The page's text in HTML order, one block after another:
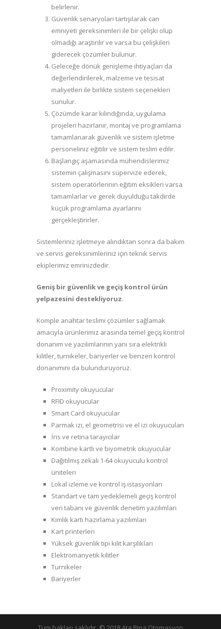
belirlenir.
Güvenlik senaryoları tartışılarak can
emniyeti gereksinimleri ile bir çelişki olup
olmadığı araştırılır ve varsa bu çelişkileri
giderecek çözümler bulunur.
Geleceğe dönük genişleme ihtiyaçları da
değerlendirilerek, malzeme ve tesisat
maliyetleri ile birlikte sistem seçenekleri
sunulur.
Çözümde karar kılındığında, uygulama
projeleri hazırlanır, montaj ve programlama
tamamlanarak güvenlik ve sistem işletme
personeliniz eğitilir ve sistem teslim edilir.
Başlangıç aşamasında mühendislerimiz
sistemin çalışmasını süpervize ederek,
sistem operatörlerinin eğitim eksikleri varsa
tamamlarlar ve gerek duyulduğu takdirde
küçük programlama ayarlarını
gerçekleştirirler.
Sistemleriniz işletmeye alındıktan sonra da bakım
ve servis gereksinimleriniz için teknik servis
ekiplerimiz emrinizdedir.
Geniş bir güvenlikve geçiş kontrol ürün
yelpazesini destekliyoruz.
Komple anahtar teslimi çözümler sağlamak
amacıyla ürünlerimiz arasında temel geçiş kontrol
donanım ve yazılımlarının yanı sıra elektrikli
kilitler, turnikeler, bariyerler ve benzeri kontrol
donanımını da bulunduruyoruz.
Proximity okuyucular
RFID okuyucular
Smart Card okuyucular
Parmak izi, el geometrisi ve el izi okuyucuları
İris ve retina tarayıcılar
Kombine kartlı ve biyometrik okuyucular
Dağıtılmış zekalı 1-64 okuyuculu kontrol
üniteleri
Lokal izleme ve kontrol iş istasyonları
Standart ve tam yedeklemeli geçiş kontrol
veri tabanı ve güvenlik denetim yazılımları
Kimlik kartı hazırlama yazılımları
Kart printerleri
Yüksek güvenlik tipi kilit karşılıkları
Elektromanyetik kilitler
Turnikeler
Bariyerler